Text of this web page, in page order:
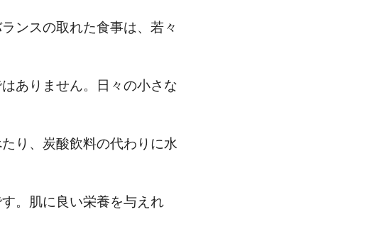
ンスの取れた食事は、若々
ありません。日々の小さな
り、炭酸飲料の代わりに水
。肌に良い栄養を与えれ